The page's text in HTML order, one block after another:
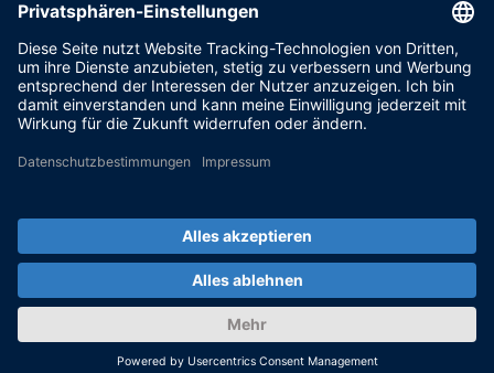
Nutzungsbedingungen
Datenschutzbestimmung
Impressum & Allgemeine
Geschäftsbedingungen
© dSPACE